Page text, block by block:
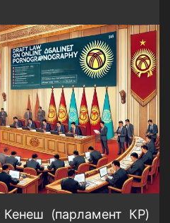
(парламент КР)